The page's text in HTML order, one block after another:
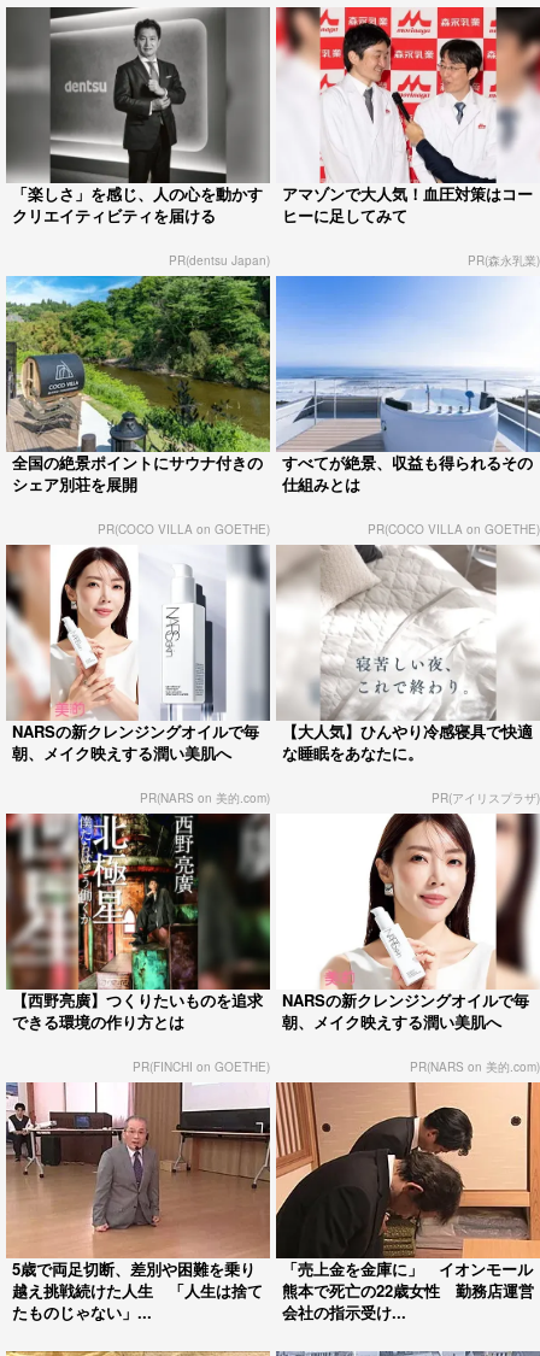
「楽しさ」を感じ、人の心を動かす
クリエイティビティを届ける
PR(dentsu Japan)
アマゾンで大人気！血圧対策はコー
ヒーに足してみて
PR(森永乳業)
全国の絶景ポイントにサウナ付きの
シェア別荘を展開
PR(COCO VILLA on GOETHE)
すべてが絶景、収益も得られるその
仕組みとは
PR(COCO VILLA on GOETHE)
NARSの新クレンジングオイルで毎
朝、メイク映えする潤い美肌へ
PR(NARS on 美的.com)
【大人気】ひんやり冷感寝具で快適
な睡眠をあなたに。
PR(アイリスプラザ)
【西野亮廣】つくりたいものを追求
できる環境の作り方とは
PR(FINCHI on GOETHE)
NARSの新クレンジングオイルで毎
朝、メイク映えする潤い美肌へ
PR(NARS on 美的.com)
5歳で両足切断、差別や困難を乗り
越え挑戦続けた人生 「人生は捨て
たものじゃない」...
「売上金を金庫に」 イオンモール
熊本で死亡の22歳女性 勤務店運営
会社の指示受け...